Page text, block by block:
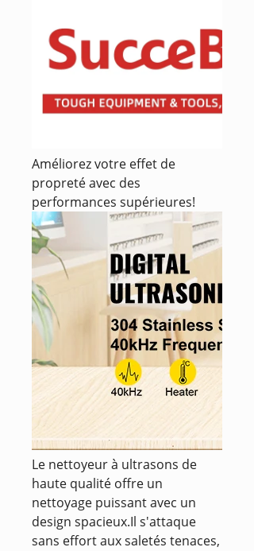
Améliorez votre effet de
propreté avec des
performances supérieures!
Le nettoyeur à ultrasons de
haute qualité offre un
nettoyage puissant avec un
design spacieux.Il s'attaque
sans effort aux saletés tenaces,